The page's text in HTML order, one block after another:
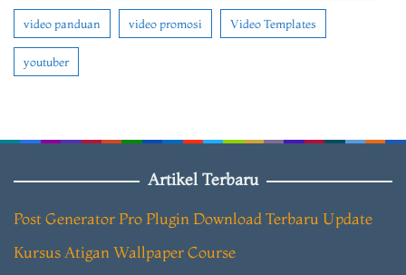
video panduan video promosi Video Templates
youtuber
Artikel Terbaru
Post Generator Pro Plugin Download Terbaru Update
Kursus Atigan Wallpaper Course